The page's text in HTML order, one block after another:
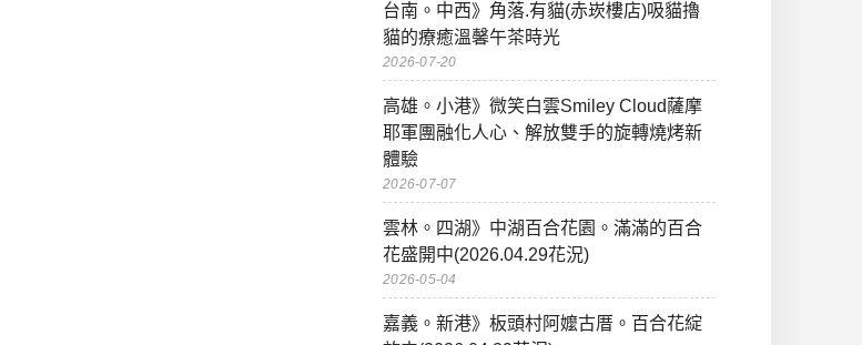
台南。中西》角落.有貓(赤崁樓店)吸貓擼
貓的療癒溫馨午茶時光
2026-07-20
高雄。小港》微笑白雲Smiley Cloud薩摩
耶軍團融化人心、解放雙手的旋轉燒烤新
體驗
2026-07-07
雲林。四湖》中湖百合花園。滿滿的百合
花盛開中(2026.04.29花況)
2026-05-04
嘉義。新港》板頭村阿嬤古厝。百合花綻